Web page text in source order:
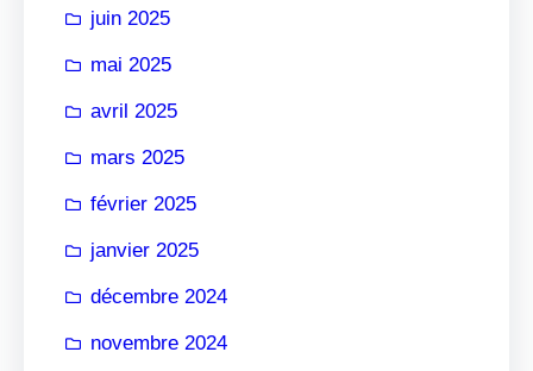
juin 2025
mai 2025
avril 2025
mars 2025
février 2025
janvier 2025
décembre 2024
novembre 2024